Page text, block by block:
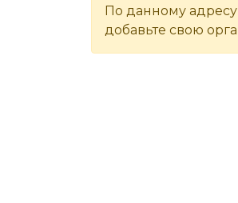
По данному
добавьте свою